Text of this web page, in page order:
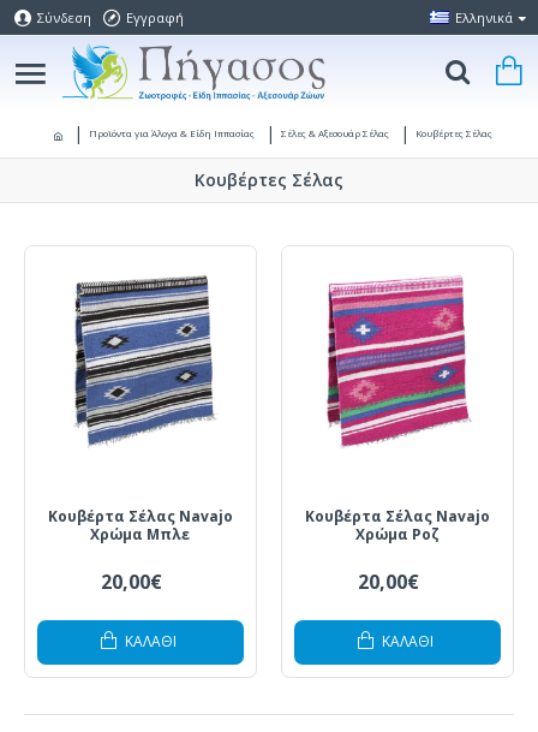
Σύνδεση Εγγραφή Ελληνικά
Προϊόντα για Άλογα & Είδη Ιππασίας Σέλες & Αξεσουάρ Σέλας Κουβέρτες Σέλας
Κουβέρτες Σέλας
Κουβέρτα Σέλας Navajo
Χρώμα Μπλε
20,00€
ΚΑΛΆΘΙ
Κουβέρτα Σέλας Navajo
Χρώμα Ροζ
20,00€
ΚΑΛΆΘΙ